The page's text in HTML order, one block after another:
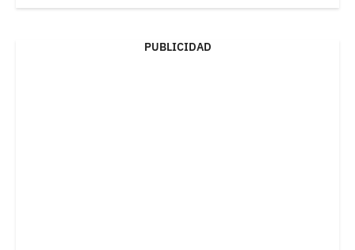
PUBLICIDAD